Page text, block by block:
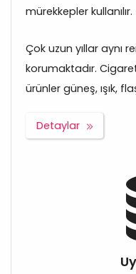
mürekkepler kullanılır.
Çok uzun yıllar aynı
korumaktadır.
ürünler güneş, ışık,
Detaylar